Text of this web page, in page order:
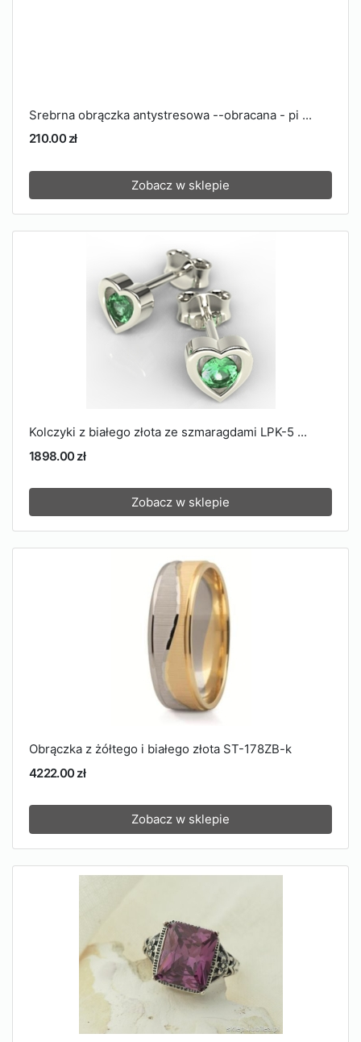
Srebrna obrączka antystresowa --obracana - pi ...
210.00 zł
Zobacz w sklepie
Kolczyki z białego złota ze szmaragdami LPK-5 ...
1898.00 zł
Zobacz w sklepie
Obrączka z żółtego i białego złota ST-178ZB-k
4222.00 zł
Zobacz w sklepie